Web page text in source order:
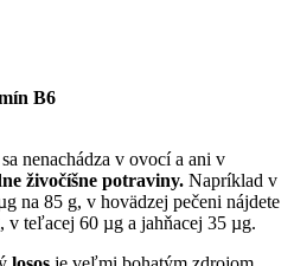
B6
sa nenachádza v ovocí a ani v
živočíšne potraviny. Napríklad v
na 85 g, v hovädzej pečeni nájdete
v teľacej 60 µg a jahňacej 35 µg.